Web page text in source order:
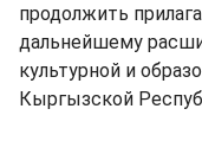
продолжить
дальнейшему
культурной и
Кыргызской